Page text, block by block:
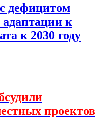
дефицитом
к
к 2030 году
проектов